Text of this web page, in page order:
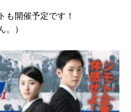
も開催予定です！
。）